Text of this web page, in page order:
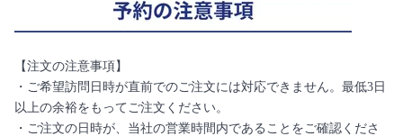
【注文の注意事項】
・ご希望訪問日時が直前でのご注文には対応できません。最低3日
以上の余裕をもってご注文ください。
・ご注文の日時が、当社の営業時間内であることをご確認くださ